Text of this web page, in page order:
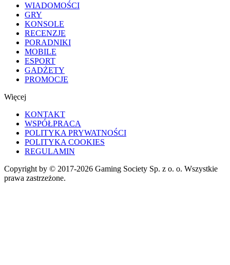
WIADOMOŚCI
GRY
KONSOLE
RECENZJE
PORADNIKI
MOBILE
ESPORT
GADŻETY
PROMOCJE
Więcej
KONTAKT
WSPÓŁPRACA
POLITYKA PRYWATNOŚCI
POLITYKA COOKIES
REGULAMIN
Copyright by © 2017-2026 Gaming Society Sp. z o. o. Wszystkie
prawa zastrzeżone.